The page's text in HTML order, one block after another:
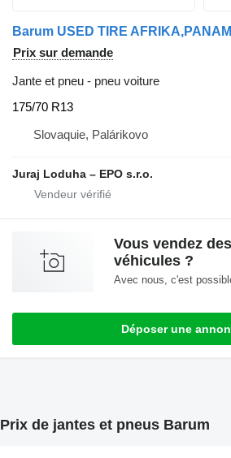
Barum USED TIRE
Prix sur demande
Jante et pneu - pneu voiture
175/70 R13
Slovaquie, Palárikovo
Juraj Loduha – EPO s.r.o.
Vous vendez
véhicules ?
Avec nous, c'est
Déposer une
Prix de jantes et pneus Barum